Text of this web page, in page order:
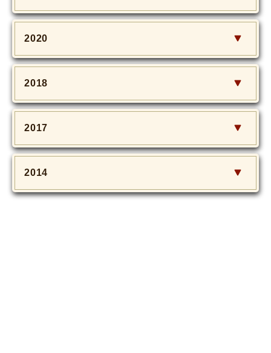
2020
2018
2017
2014